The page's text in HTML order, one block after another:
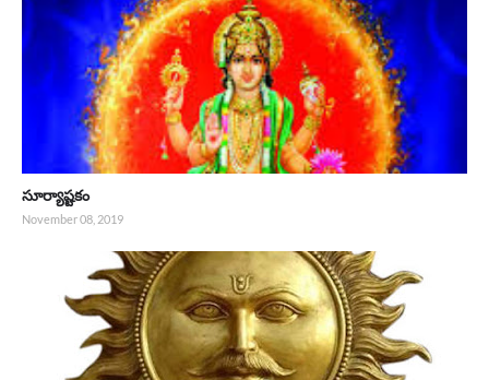
సూర్యాష్టకం
November 08, 2019